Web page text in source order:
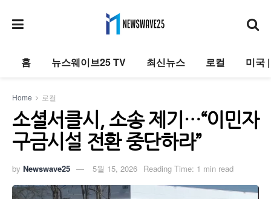
홈 뉴스웨이브25 TV 최신뉴스 로컬 미국
Home 로컬
소셜서클시, 소송 제기…“이민자
구금시설 전환 중단하라”
by Newswave25 5월 15, 2026 Reading Time: 1 min read